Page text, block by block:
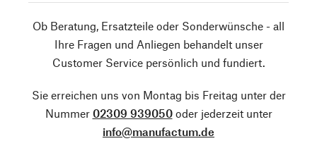
Ob Beratung, Ersatzteile oder Sonderwünsche - all
Ihre Fragen und Anliegen behandelt unser
Customer Service persönlich und fundiert.
Sie erreichen uns von Montag bis Freitag unter der
Nummer 02309 939050oder jederzeit unter
info@manufactum.de